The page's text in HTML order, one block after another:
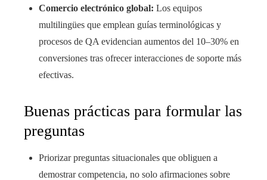
Comercio electrónico global: Los equipos
multilingües que emplean guías terminológicas y
procesos de QA evidencian aumentos del 10–30% en
conversiones tras ofrecer interacciones de soporte más
efectivas.
Buenas prácticas para formular las
preguntas
Priorizar preguntas situacionales que obliguen a
demostrar competencia, no solo afirmaciones sobre